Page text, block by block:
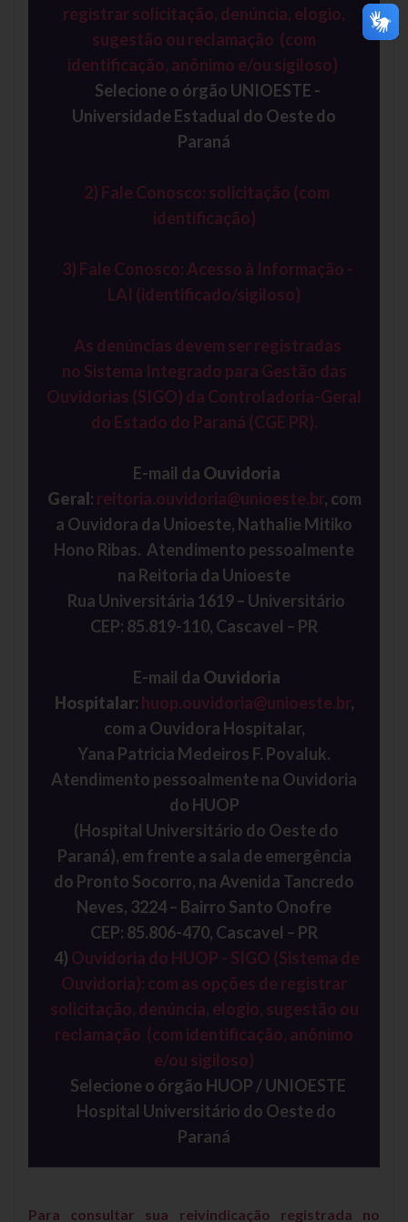
registrar solicitação, denúncia, elogio,
sugestão ou reclamação (com
identificação, anônimo e/ou sigiloso)
Selecione o órgão UNIOESTE -
Universidade Estadual do Oeste do
Paraná
2) Fale Conosco: solicitação (com
identificação)
3) Fale Conosco: Acesso à Informação -
LAI (identificado/sigiloso)
As denúncias devem ser registradas
no Sistema Integrado para Gestão das
Ouvidorias (SIGO) da Controladoria-Geral
do Estado do Paraná (CGE PR).
E-mail da Ouvidoria
Geral: reitoria.ouvidoria@unioeste.br, com
a Ouvidora da Unioeste, Nathalie Mitiko
Hono Ribas. Atendimento pessoalmente
na Reitoria da Unioeste
Rua Universitária 1619 – Universitário
CEP: 85.819-110, Cascavel – PR
E-mail da Ouvidoria
Hospitalar: huop.ouvidoria@unioeste.br,
com a Ouvidora Hospitalar,
Yana Patricia Medeiros F. Povaluk.
Atendimento pessoalmente na Ouvidoria
do HUOP
(Hospital Universitário do Oeste do
Paraná), em frente a sala de emergência
do Pronto Socorro, na Avenida Tancredo
Neves, 3224 – Bairro Santo Onofre
CEP: 85.806-470, Cascavel – PR
4) Ouvidoria do HUOP - SIGO (Sistema de
Ouvidoria): com as opções de registrar
solicitação, denúncia, elogio, sugestão ou
reclamação (com identificação, anônimo
e/ou sigiloso)
Selecione o órgão HUOP / UNIOESTE
Hospital Universitário do Oeste do
Paraná
Para consultar sua reivindicação registrada no